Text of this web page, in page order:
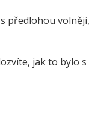
předlohou
jak to bylo